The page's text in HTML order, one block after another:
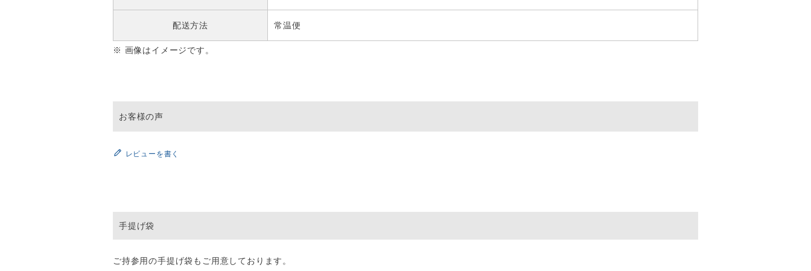
配送方法 常温便
※ 画像はイメージです。
レビューを書く
手提げ袋
ご持参用の手提げ袋もご用意しております。